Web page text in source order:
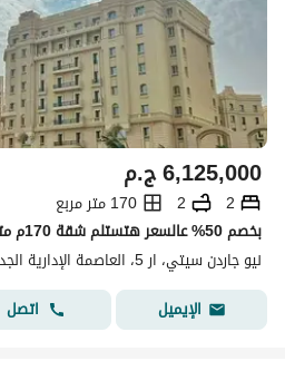
ج.م6,125,000
2
2
170 متر مربع
نيو جاردن سيتي، ار 5، العاصمة الإدارية الجديدة، القاهرة
الإيميل
اتصل